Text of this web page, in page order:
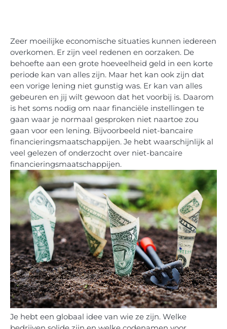
Zeer moeilijke economische situaties kunnen iedereen
overkomen. Er zijn veel redenen en oorzaken. De
behoefte aan een grote hoeveelheid geld in een korte
periode kan van alles zijn. Maar het kan ook zijn dat
een vorige lening niet gunstig was. Er kan van alles
gebeuren en jij wilt gewoon dat het voorbij is. Daarom
is het soms nodig om naar financiële instellingen te
gaan waar je normaal gesproken niet naartoe zou
gaan voor een lening. Bijvoorbeeld niet-bancaire
financieringsmaatschappijen. Je hebt waarschijnlijk al
veel gelezen of onderzocht over niet-bancaire
financieringsmaatschappijen.
Je hebt een globaal idee van wie ze zijn. Welke